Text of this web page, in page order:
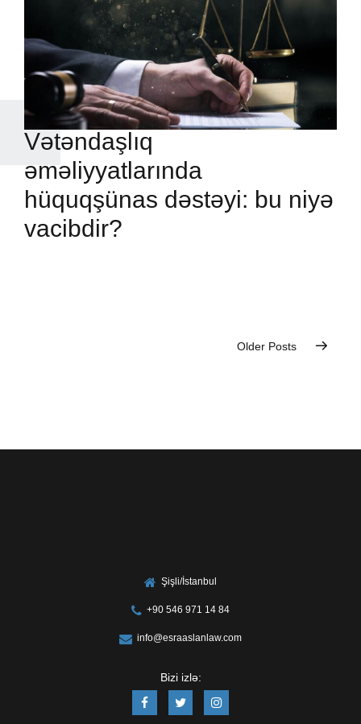
Vətəndaşlıq
əməliyyatlarında
hüquqşünas dəstəyi: bu niyə
vacibdir?
Older Posts
Şişli/İstanbul
+90 546 971 14 84
info@esraaslanlaw.com
Bizi izlə: